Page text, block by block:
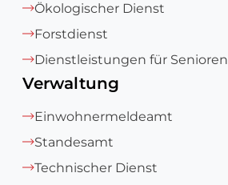
Ökologischer Dienst
Forstdienst
Dienstleistungen für Senioren
Verwaltung
Einwohnermeldeamt
Standesamt
Technischer Dienst